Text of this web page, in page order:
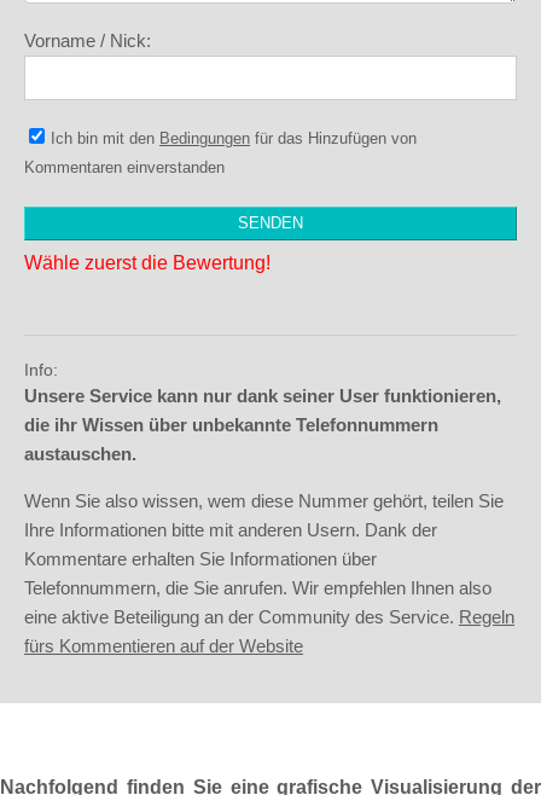
Vorname / Nick:
Ich bin mit den Bedingungen für das Hinzufügen von
Kommentaren einverstanden
Wähle zuerst die Bewertung!
Info:
Unsere Service kann nur dank seiner User funktionieren,
die ihr Wissen über unbekannte Telefonnummern
austauschen.
Wenn Sie also wissen, wem diese Nummer gehört, teilen Sie
Ihre Informationen bitte mit anderen Usern. Dank der
Kommentare erhalten Sie Informationen über
Telefonnummern, die Sie anrufen. Wir empfehlen Ihnen also
eine aktive Beteiligung an der Community des Service. Regeln
fürs Kommentieren auf der Website
Nachfolgend finden Sie eine grafische Visualisierung der